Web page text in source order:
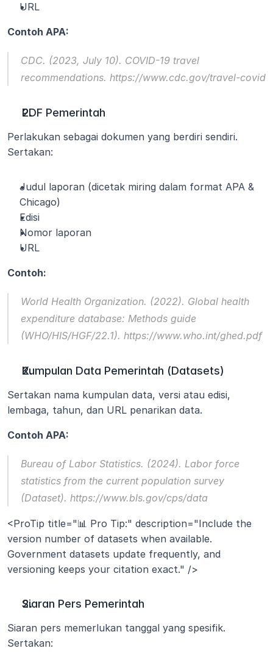
URL
Contoh APA:
CDC. (2023, July 10). COVID-19 travel
recommendations. https://www.cdc.gov/travel-covid
PDF Pemerintah
Perlakukan sebagai dokumen yang berdiri sendiri.
Sertakan:
Judul laporan (dicetak miring dalam format APA &
Chicago)
Edisi
Nomor laporan
URL
Contoh:
World Health Organization. (2022). Global health
expenditure database: Methods guide
(WHO/HIS/HGF/22.1). https://www.who.int/ghed.pdf
Kumpulan Data Pemerintah (Datasets)
Sertakan nama kumpulan data, versi atau edisi,
lembaga, tahun, dan URL penarikan data.
Contoh APA:
Bureau of Labor Statistics. (2024). Labor force
statistics from the current population survey
(Dataset). https://www.bls.gov/cps/data
<ProTip title="📊 Pro Tip:" description="Include the
version number of datasets when available.
Government datasets update frequently, and
versioning keeps your citation exact." />
Siaran Pers Pemerintah
Siaran pers memerlukan tanggal yang spesifik.
Sertakan: